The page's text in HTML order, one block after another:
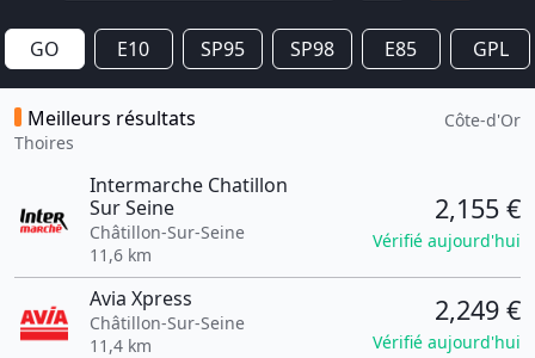
GO E10 SP95 SP98 E85 GPL
Meilleurs résultats
Thoires
Côte-d'Or
Intermarche Chatillon
Sur Seine
Châtillon-Sur-Seine
11,6 km
2,155 €
Vérifié aujourd'hui
Avia Xpress
Châtillon-Sur-Seine
11,4 km
2,249 €
Vérifié aujourd'hui